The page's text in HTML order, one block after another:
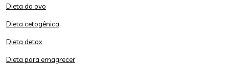
Dieta do ovo
Dieta cetogênica
Dieta detox
Dieta para emagrecer